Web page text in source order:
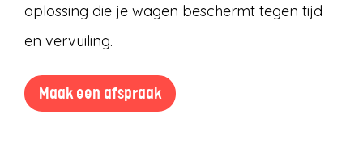
oplossing die je wagen beschermt tegen tijd
en vervuiling.
Maak een afspraak